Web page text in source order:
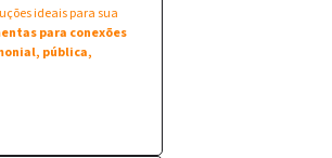
ideais para sua
para conexões
pública,